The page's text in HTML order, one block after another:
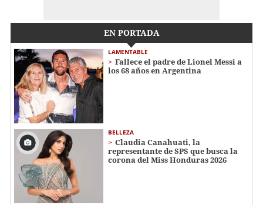
EN PORTADA
LAMENTABLE
Fallece el padre de Lionel Messi a
los 68 años en Argentina
BELLEZA
Claudia Canahuati, la
representante de SPS que busca la
corona del Miss Honduras 2026